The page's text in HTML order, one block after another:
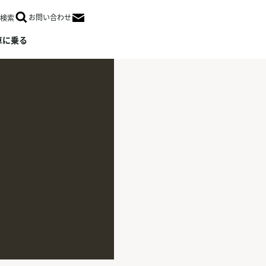
in a new window
検索 お問い合わせ
に乗る